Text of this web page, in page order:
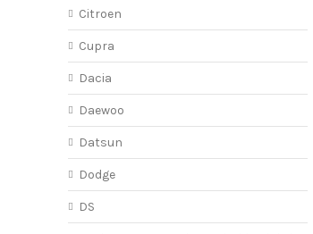
Citroen
Cupra
Dacia
Daewoo
Datsun
Dodge
DS